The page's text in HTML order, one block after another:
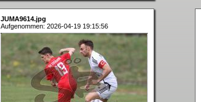
JUMA9614.jpg
Aufgenommen: 2026-04-19 19:15:56